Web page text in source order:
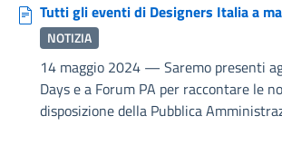
Tutti gli eventi di Designers Italia a
NOTIZIA
14 maggio 2024 — Saremo presenti
Days e a Forum PA per raccontare le
disposizione della Pubblica